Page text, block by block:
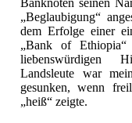
Banknoten seinen
„Beglaubigung“
dem Erfolge einer
„Bank of
liebenswürdigen
Landsleute war
gesunken, wenn
„heiß“ zeigte.